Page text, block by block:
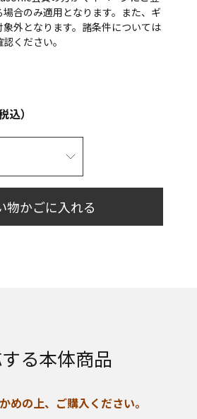
合のみ適用となります。また、ギ
外となります。諸条件については
ください。
込）
物かごに入れる
る本体商品
めの上、ご購入ください。